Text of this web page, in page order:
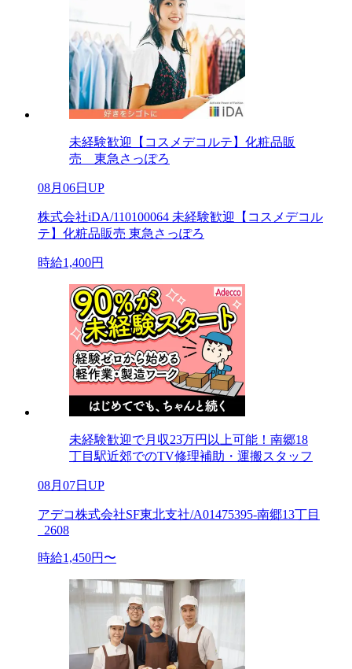
未経験歓迎【コスメデコルテ】化粧品販
売 東急さっぽろ
08月06日UP
株式会社iDA/110100064 未経験歓迎【コスメデコル
テ】化粧品販売 東急さっぽろ
時給1,400円
未経験歓迎で月収23万円以上可能！南郷18
丁目駅近郊でのTV修理補助・運搬スタッフ
08月07日UP
アデコ株式会社SF東北支社/A01475395-南郷13丁目
_2608
時給1,450円〜